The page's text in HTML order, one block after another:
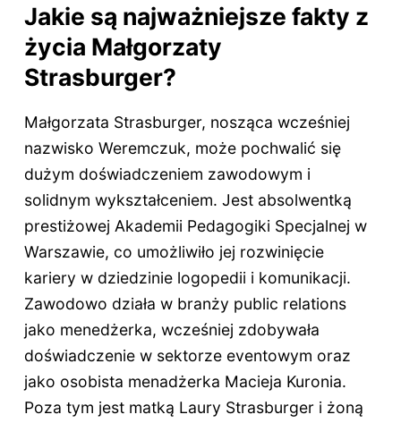
Jakie są najważniejsze fakty z
życia Małgorzaty
Strasburger?
Małgorzata Strasburger, nosząca wcześniej
nazwisko Weremczuk, może pochwalić się
dużym doświadczeniem zawodowym i
solidnym wykształceniem. Jest absolwentką
prestiżowej Akademii Pedagogiki Specjalnej w
Warszawie, co umożliwiło jej rozwinięcie
kariery w dziedzinie logopedii i komunikacji.
Zawodowo działa w branży public relations
jako menedżerka, wcześniej zdobywała
doświadczenie w sektorze eventowym oraz
jako osobista menadżerka Macieja Kuronia.
Poza tym jest matką Laury Strasburger i żoną